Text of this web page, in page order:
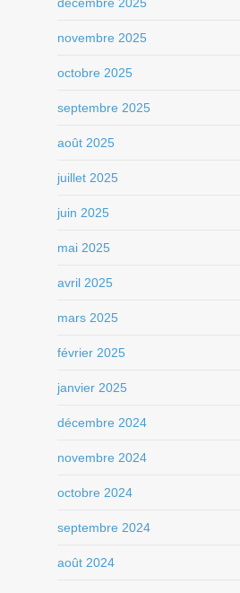
décembre 2025
novembre 2025
octobre 2025
septembre 2025
août 2025
juillet 2025
juin 2025
mai 2025
avril 2025
mars 2025
février 2025
janvier 2025
décembre 2024
novembre 2024
octobre 2024
septembre 2024
août 2024